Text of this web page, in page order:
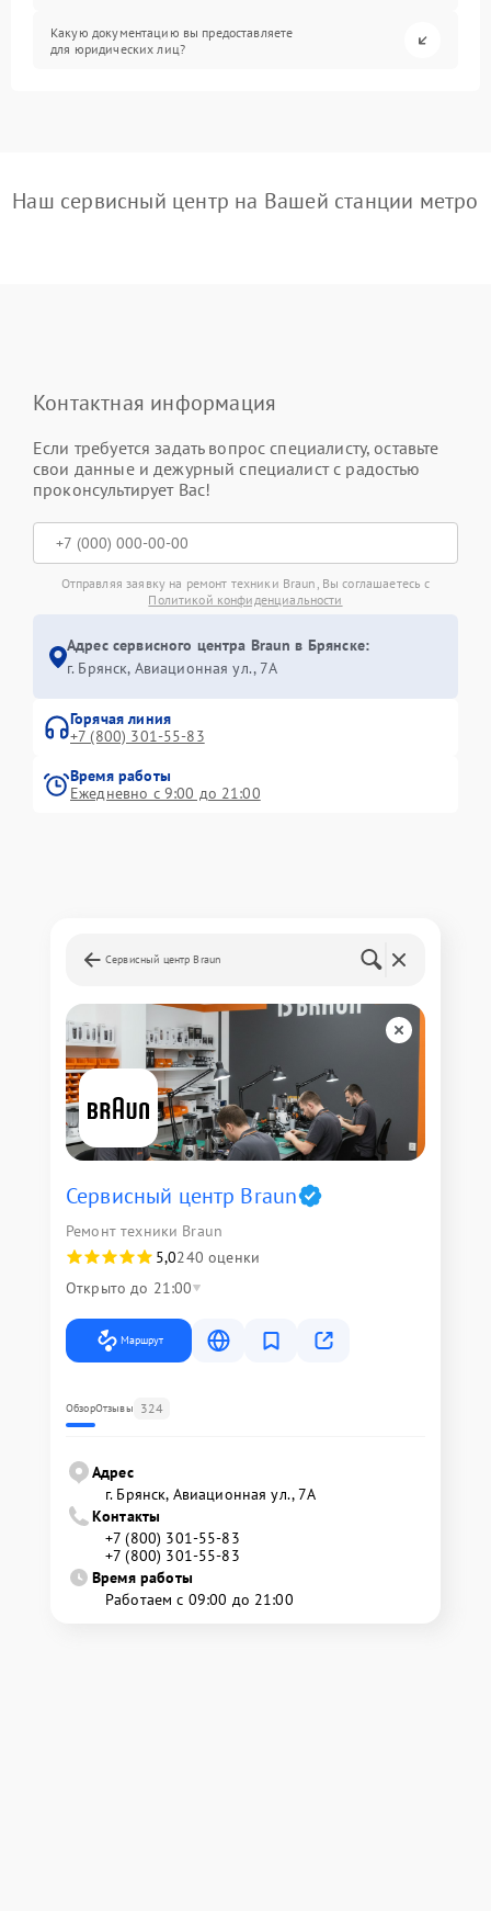
Какую документацию вы предоставляете
для юридических лиц?
Наш сервисный центр на Вашей станции метро
Контактная информация
Если требуется задать вопрос специалисту, оставьте
свои данные и дежурный специалист с радостью
проконсультирует Вас!
Отправляя заявку на ремонт техники Braun, Вы соглашаетесь с
Политикой конфиденциальности
Адрес сервисного центра Braun в Брянске:
г. Брянск, Авиационная ул., 7А
Горячая линия
+7 (800) 301-55-83
Время работы
Ежедневно с 9:00 до 21:00
Сервисный центр Braun
Сервисный центр Braun
Ремонт техники Braun
5,0240 оценки
Открыто до 21:00
Маршрут
ОбзорОтзывы 324
Адрес
г. Брянск, Авиационная ул., 7А
Контакты
+7 (800) 301-55-83
+7 (800) 301-55-83
Время работы
Работаем с 09:00 до 21:00